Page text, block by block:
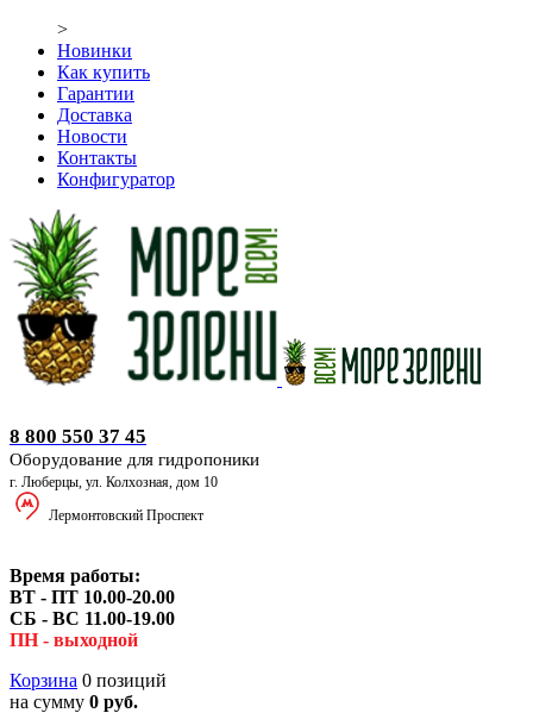
>
Новинки
Как купить
Гарантии
Доставка
Новости
Контакты
Конфигуратор
8 800 550 37 45
Оборудование для гидропоники
г. Люберцы, ул. Колхозная, дом 10
Лермонтовский Проспект
Время работы:
ВТ - ПТ 10.00-20.00
СБ - ВС 11.00-19.00
ПН - выходной
Корзина 0 позиций
на сумму 0 руб.